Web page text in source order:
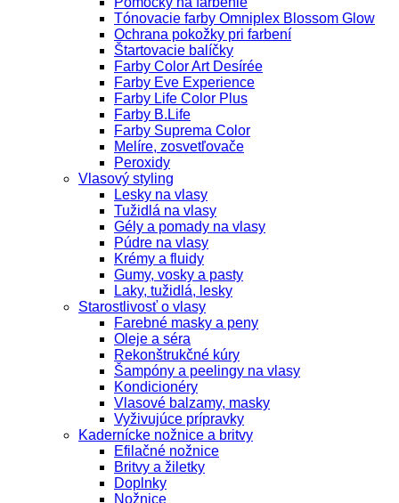
Tónovacie farby Omniplex Blossom Glow
Ochrana pokožky pri farbení
Štartovacie balíčky
Farby Color Art Desírée
Farby Eve Experience
Farby Life Color Plus
Farby B.Life
Farby Suprema Color
Melíre, zosvetľovače
Peroxidy
Vlasový styling
Lesky na vlasy
Tužidlá na vlasy
Gély a pomady na vlasy
Púdre na vlasy
Krémy a fluidy
Gumy, vosky a pasty
Laky, tužidlá, lesky
Starostlivosť o vlasy
Farebné masky a peny
Oleje a séra
Rekonštrukčné kúry
Šampóny a peelingy na vlasy
Kondicionéry
Vlasové balzamy, masky
Vyživujúce prípravky
Kadernícke nožnice a britvy
Efilačné nožnice
Britvy a žiletky
Doplnky
Nožnice